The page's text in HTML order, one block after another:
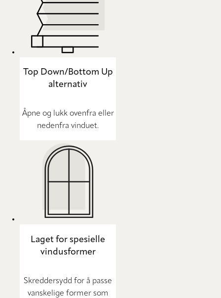
Top Down/Bottom Up
alternativ
Åpne og lukk ovenfra eller
nedenfra vinduet.
Laget for spesielle
vindusformer
Skreddersydd for å passe
vanskelige former som